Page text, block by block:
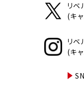
リベ
(キ
リ
(キ